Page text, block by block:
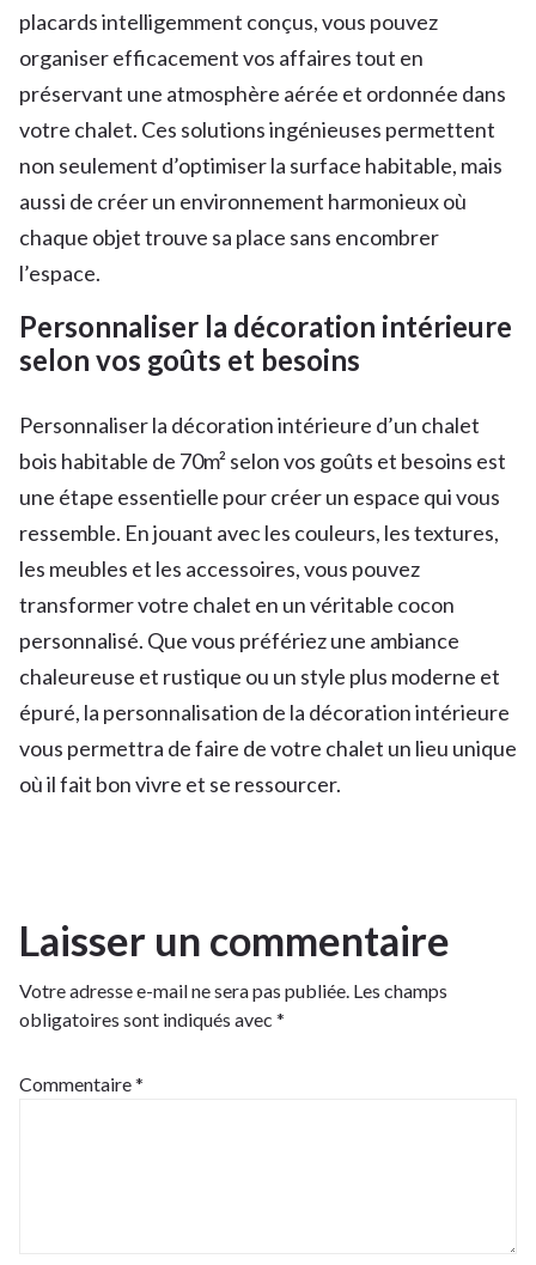
placards intelligemment conçus, vous pouvez
organiser efficacement vos affaires tout en
préservant une atmosphère aérée et ordonnée dans
votre chalet. Ces solutions ingénieuses permettent
non seulement d’optimiser la surface habitable, mais
aussi de créer un environnement harmonieux où
chaque objet trouve sa place sans encombrer
l’espace.
Personnaliser la décoration intérieure
selon vos goûts et besoins
Personnaliser la décoration intérieure d’un chalet
bois habitable de 70m² selon vos goûts et besoins est
une étape essentielle pour créer un espace qui vous
ressemble. En jouant avec les couleurs, les textures,
les meubles et les accessoires, vous pouvez
transformer votre chalet en un véritable cocon
personnalisé. Que vous préfériez une ambiance
chaleureuse et rustique ou un style plus moderne et
épuré, la personnalisation de la décoration intérieure
vous permettra de faire de votre chalet un lieu unique
où il fait bon vivre et se ressourcer.
Laisser un commentaire
Votre adresse e-mail ne sera pas publiée. Les champs
obligatoires sont indiqués avec *
Commentaire*